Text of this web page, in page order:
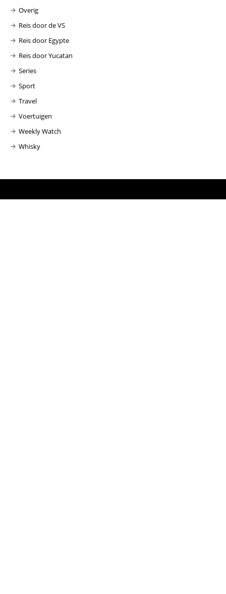
Overig
Reis door de VS
Reis door Egypte
Reis door Yucatan
Series
Sport
Travel
Voertuigen
Weekly Watch
Whisky